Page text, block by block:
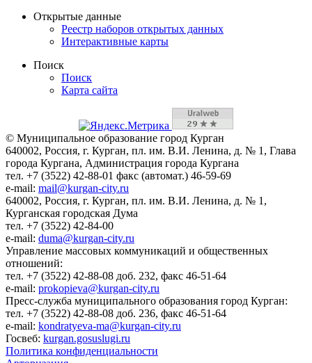
Открытые данные
Реестр наборов открытых данных
Интерактивные карты
Поиск
Поиск
Карта сайта
© Муниципальное образование город Курган
640002, Россия, г. Курган, пл. им. В.И. Ленина, д. № 1, Глава
города Кургана, Администрация города Кургана
тел. +7 (3522) 42-88-01 факс (автомат.) 46-59-69
e-mail: mail@kurgan-city.ru
640002, Россия, г. Курган, пл. им. В.И. Ленина, д. № 1,
Курганская городская Дума
тел. +7 (3522) 42-84-00
e-mail: duma@kurgan-city.ru
Управление массовых коммуникаций и общественных
отношений:
тел. +7 (3522) 42-88-08 доб. 232, факс 46-51-64
e-mail: prokopieva@kurgan-city.ru
Пресс-служба муниципального образования город Курган:
тел. +7 (3522) 42-88-08 доб. 236, факс 46-51-64
e-mail: kondratyeva-ma@kurgan-city.ru
Госвеб: kurgan.gosuslugi.ru
Политика конфиденциальности